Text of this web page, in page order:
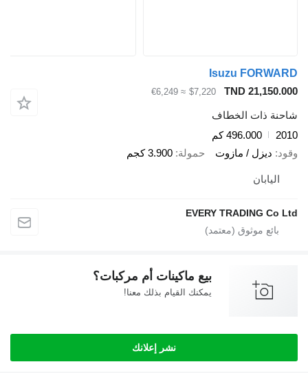
Isuzu FORWARD
TND 21,150.000
$7,220
≈ €6,249
شاحنة ذات الخطاف
2010
496.000 كم
وقود ديزل / مازوت حمولة 3.900 كجم
اليابان
EVERY TRADING Co Ltd
بيع ماكينات أم مركبات؟
يمكنك القيام بذلك معنا!
نشر إعلانك